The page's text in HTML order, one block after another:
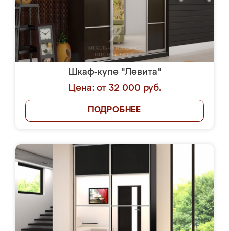
Шкаф-купе "Левита"
Цена: от 32 000 руб.
ПОДРОБНЕЕ